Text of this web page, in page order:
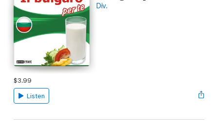
Div.
$3.99
Listen